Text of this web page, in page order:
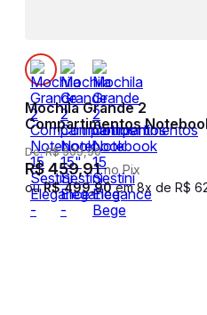
Mochila Grande 2
Compartimentos
Sestini Elegance - Preto
De:R$ 509,90
R$459,91no Pix
ouR$ 499,90em8x de R$